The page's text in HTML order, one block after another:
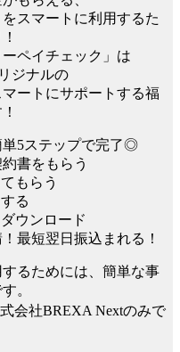
をスマートに利用するた
ペイチェック」は
ジナルの
ートにサポートする福
5ステップで完了◎
書をもらう
もらう
る
ウンロード
最短翌日振込まれる！
るためには、簡単な事
。
会社BREXA Nextのみで